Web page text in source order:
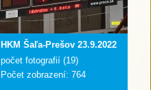
HKM Šaľa-Prešov 23.9.2022
počet fotografií (19)
Počet zobrazení: 764